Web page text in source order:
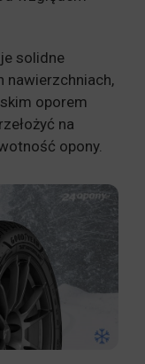
solidne
nawierzchniach,
oporem
na
opony.